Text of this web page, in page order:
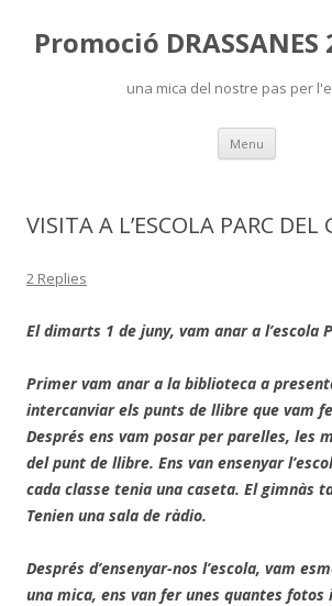
Promoció
una mica del nostre pas per
Menu Skip
content
VISITA A L’ESCOLA PARC
2 Replies
El dimarts 1 de juny, vam anar a l’escola
Primer vam anar a la biblioteca a
intercanviar els punts de llibre que vam
Després ens vam posar per parelles, les
del punt de llibre. Ens van ensenyar
cada classe tenia una caseta. El gimnàs
Tenien una sala de ràdio.
Després d’ensenyar-nos l’escola, vam
una mica, ens van fer unes quantes